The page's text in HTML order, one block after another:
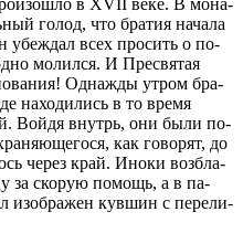
го­лод, что бра­тия на­ча­ла
убеж­дал всех про­сить о по­
мо­лил­ся. И Пре­свя­тая
Од­на­жды утром бра­
на­хо­ди­лись в то вре­мя
Вой­дя внутрь, они бы­ли по­
как го­во­рят, до
через край. Ино­ки воз­бла­
за ско­рую по­мощь, а в па­
изо­бра­жен кув­шин с пе­ре­ли­